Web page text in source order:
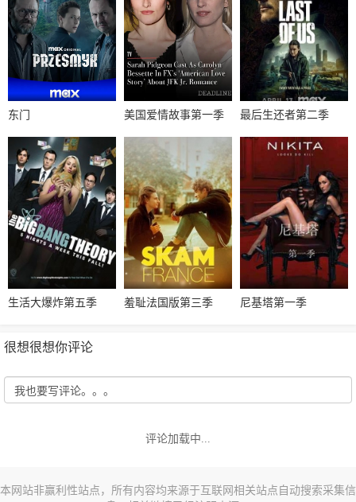
东门 美国爱情故事第一季 最后生还者第二季
生活大爆炸第五季 羞耻法国版第三季 尼基塔第一季
很想很想你评论
评论加载中...
本网站非赢利性站点，所有内容均来源于互联网相关站点自动搜索采集信